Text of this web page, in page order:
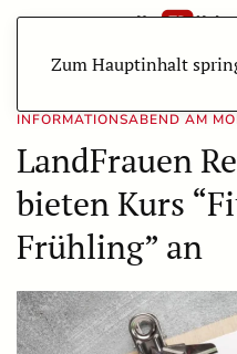
Zum Hauptinhalt
INFORMATIONSABEND AM
LandFrauen
bieten Kurs
Frühling” an